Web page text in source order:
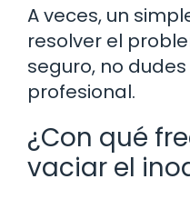
A veces, un
resolver el
seguro, no
profesional.
¿Con qué
vaciar el